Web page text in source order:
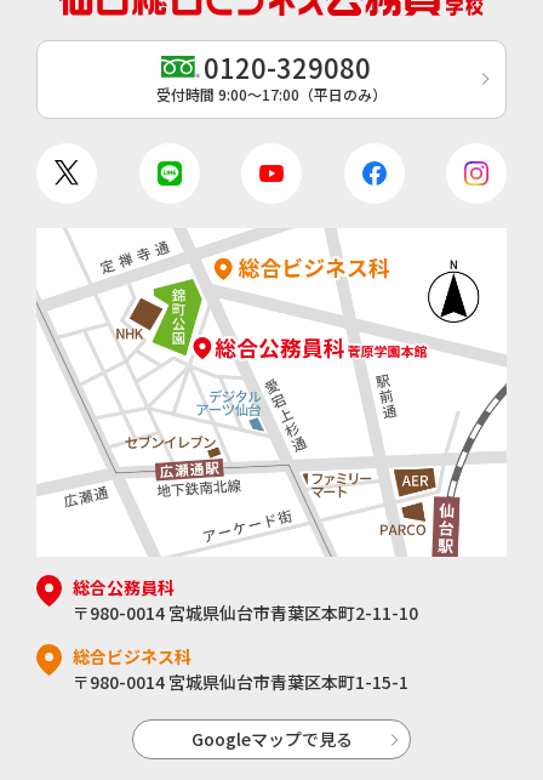
0120-329080
受付時間 9:00〜17:00（平日のみ）
総合公務員科
〒980-0014 宮城県仙台市青葉区本町2-11-10
総合ビジネス科
〒980-0014 宮城県仙台市青葉区本町1-15-1
Googleマップで見る